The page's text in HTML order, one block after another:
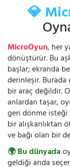
💎
MicroOyun, her
dönüştürür. Bu
başlar; ekranda
derinleşir.
bir araç değildir.
anlardan taşar,
geri dönme isteği
bir alışkanlıktan
ve bağı olan bir
🌍 Bu dünyada
geldiği anda